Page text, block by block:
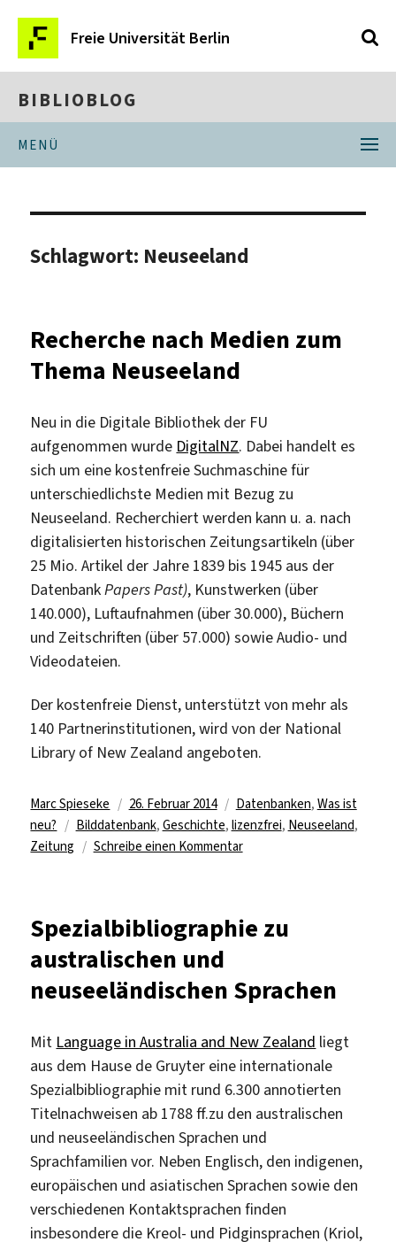
Freie Universität Berlin
BIBLIOBLOG
MENÜ
Schlagwort: Neuseeland
Recherche nach Medien zum
Thema Neuseeland
Neu in die Digitale Bibliothek der FU
aufgenommen wurde DigitalNZ. Dabei handelt es
sich um eine kostenfreie Suchmaschine für
unterschiedlichste Medien mit Bezug zu
Neuseeland. Recherchiert werden kann u. a. nach
digitalisierten historischen Zeitungsartikeln (über
25 Mio. Artikel der Jahre 1839 bis 1945 aus der
DatenbankPapers Past), Kunstwerken (über
140.000), Luftaufnahmen (über 30.000), Büchern
und Zeitschriften (über 57.000) sowie Audio- und
Videodateien.
Der kostenfreie Dienst, unterstützt von mehr als
140 Partnerinstitutionen, wird von der National
Library of New Zealand angeboten.
Autor
Marc Spieseke
Veröffentlicht
am
26. Februar 2014 Kategorien
Datenbanken, Was ist
neu?
Schlagwörter
Bilddatenbank, Geschichte, lizenzfrei, Neuseeland,
Zeitung
Schreibe einen Kommentarzu
zum
Spezialbibliographie zu
australischen und
neuseeländischen Sprachen
Mit Language in Australia and New Zealand liegt
aus dem Hause de Gruyter eine internationale
Spezialbibliographie mit rund 6.300 annotierten
Titelnachweisen ab 1788 ff.zu den australischen
und neuseeländischen Sprachen und
Sprachfamilien vor. Neben Englisch, den indigenen,
europäischen und asiatischen Sprachen sowie den
verschiedenen Kontaktsprachen finden
insbesondere die Kreol- und Pidginsprachen (Kriol,